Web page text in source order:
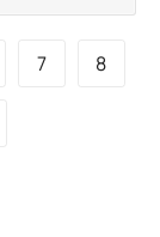
7 8